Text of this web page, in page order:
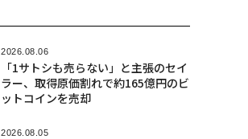
2026.08.06
「1サトシも売らない」と主張のセイ
ラー、取得原価割れで約165億円のビ
ットコインを売却
2026.08.05